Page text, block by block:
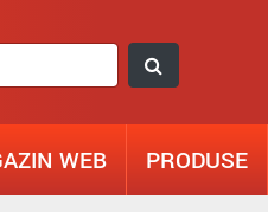
WEB PRODUSE